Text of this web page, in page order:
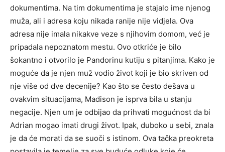
dokumentima. Na tim dokumentima je stajalo ime njenog
muža, ali i adresa koju nikada ranije nije vidjela. Ova
adresa nije imala nikakve veze s njihovim domom, već je
pripadala nepoznatom mestu. Ovo otkriće je bilo
šokantno i otvorilo je Pandorinu kutiju s pitanjima. Kako je
moguće da je njen muž vodio život koji je bio skriven od
nje više od dve decenije? Kao što se često dešava u
ovakvim situacijama, Madison je isprva bila u stanju
negacije. Njen um je odbijao da prihvati mogućnost da bi
Adrian mogao imati drugi život. Ipak, duboko u sebi, znala
je da će morati da se suoči s istinom. Ova tačka preokreta